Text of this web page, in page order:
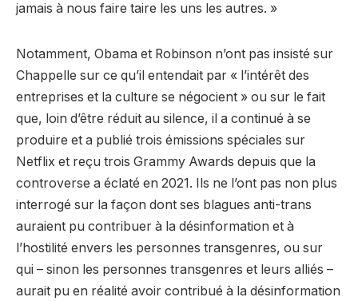
jamais à nous faire taire les uns les autres. »
Notamment, Obama et Robinson n’ont pas insisté sur
Chappelle sur ce qu’il entendait par « l’intérêt des
entreprises et la culture se négocient » ou sur le fait
que, loin d’être réduit au silence, il a continué à se
produire et a publié trois émissions spéciales sur
Netflix et reçu trois Grammy Awards depuis que la
controverse a éclaté en 2021. Ils ne l’ont pas non plus
interrogé sur la façon dont ses blagues anti-trans
auraient pu contribuer à la désinformation et à
l’hostilité envers les personnes transgenres, ou sur
qui – sinon les personnes transgenres et leurs alliés –
aurait pu en réalité avoir contribué à la désinformation